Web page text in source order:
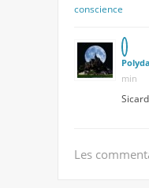
conscience
min
Les